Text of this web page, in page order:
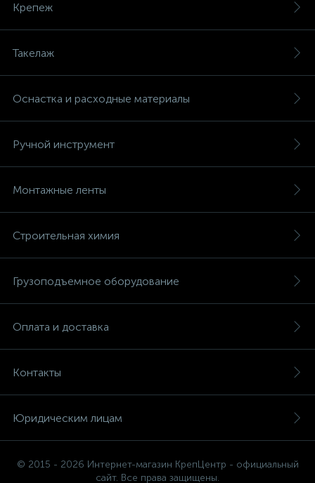
Крепеж
Такелаж
Оснастка и расходные материалы
Ручной инструмент
Монтажные ленты
Строительная химия
Грузоподъемное оборудование
Оплата и доставка
Контакты
Юридическим лицам
© 2015 - 2026 Интернет-магазин КрепЦентр - официальный
сайт. Все права защищены.